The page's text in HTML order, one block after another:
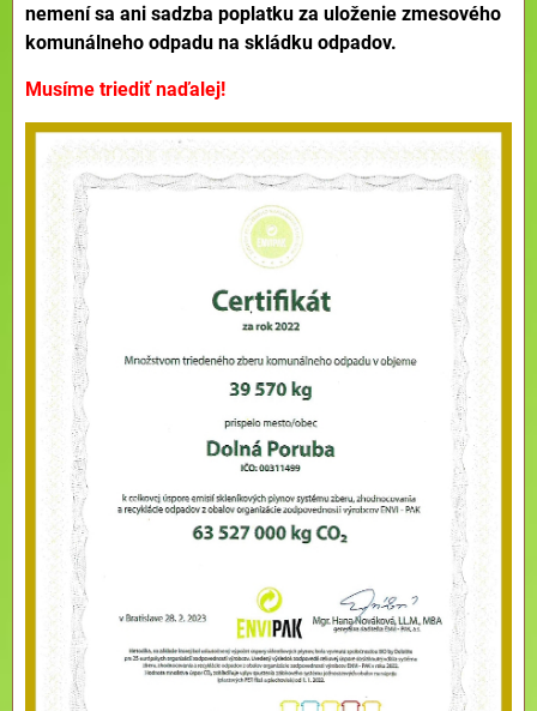
nemení sa ani sadzba poplatku za uloženie zmesového
komunálneho odpadu na skládku odpadov.
Musíme triediť naďalej!